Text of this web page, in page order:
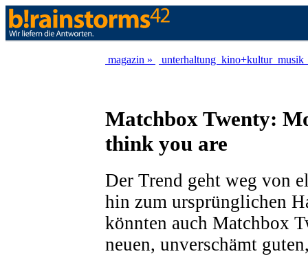
magazin » unterhaltung kino+kultur musik
Matchbox Twenty:
think you are
Der Trend geht weg von
hin zum ursprünglichen
könnten auch Matchbox
neuen, unverschämt